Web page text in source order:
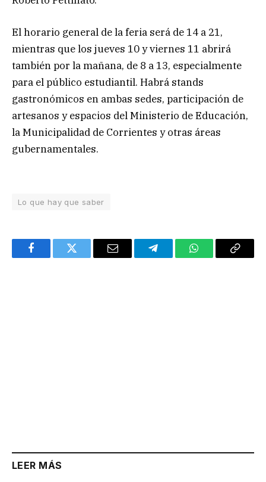
El horario general de la feria será de 14 a 21,
mientras que los jueves 10 y viernes 11 abrirá
también por la mañana, de 8 a 13, especialmente
para el público estudiantil. Habrá stands
gastronómicos en ambas sedes, participación de
artesanos y espacios del Ministerio de Educación,
la Municipalidad de Corrientes y otras áreas
gubernamentales.
Lo que hay que saber
FacebookTwitter Email TelegramWhatsAppCopy
LEER MÁS